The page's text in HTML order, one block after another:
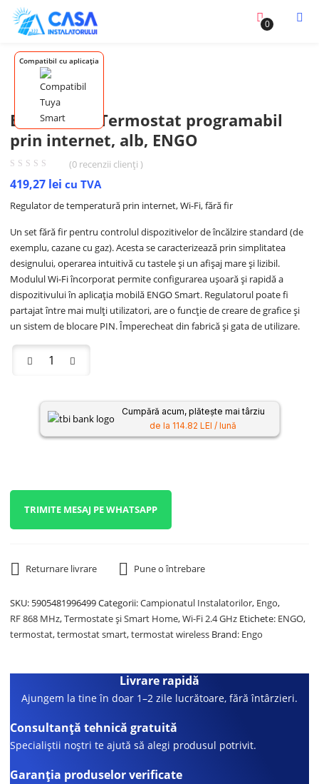
0
Compatibil cu aplicația
E20IW WiFi Termostat programabil
prin internet, alb, ENGO
(0 recenzii clienți )
419,27 lei cu TVA
Regulator de temperatură prin internet, Wi-Fi, fără fir
Un set fără fir pentru controlul dispozitivelor de încălzire standard (de
exemplu, cazane cu gaz). Acesta se caracterizează prin simplitatea
designului, operarea intuitivă cu tastele și un afișaj mare și lizibil.
Modulul Wi-Fi încorporat permite configurarea ușoară și rapidă a
dispozitivului în aplicația mobilă ENGO Smart. Regulatorul poate fi
partajat între mai mulți utilizatori, are o funcție de creare de grafice și
un sistem de blocare PIN. Împerecheat din fabrică și gata de utilizare.
Cumpără acum, plătește mai târziu
de la 114.82 LEI / lună
TRIMITE MESAJ PE WHATSAPP
Returnare livrare Pune o întrebare
SKU: 5905481996499Categorii:Campionatul Instalatorilor, Engo,
RF 868 MHz,Termostate și Smart Home,Wi-Fi 2.4 GHz Etichete: ENGO,
termostat,termostat smart,termostat wireless Brand: Engo
Livrare rapidă
Ajungem la tine în doar 1–2 zile lucrătoare, fără întârzieri.
Consultanță tehnică gratuită
Specialiștii noștri te ajută să alegi produsul potrivit.
Garanția produselor verificate